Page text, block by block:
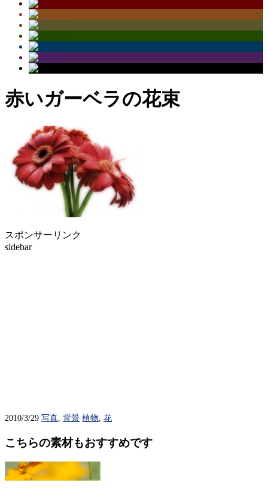
赤いガーベラの花束
スポンサーリンク
sidebar
2010/3/29 写真 背景 植物 花
こちらの素材もおすすめです